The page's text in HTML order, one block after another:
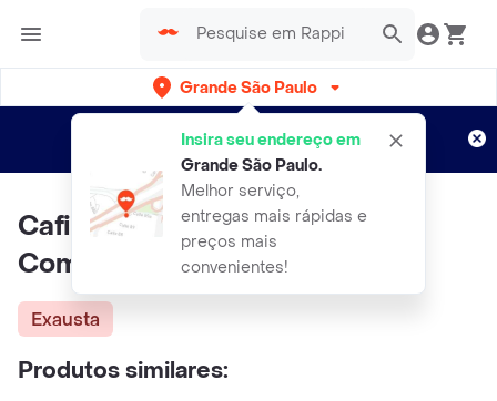
Grande São Paulo
Insira seu endereço em
Grande São Paulo.
Melhor serviço,
entregas mais rápidas e
preços mais
convenientes!
Entregas grátis por 15 dias!
Aplicam T&C
Cafilisador Farmasa 16
Comprimidos
Exausta
Produtos similares: